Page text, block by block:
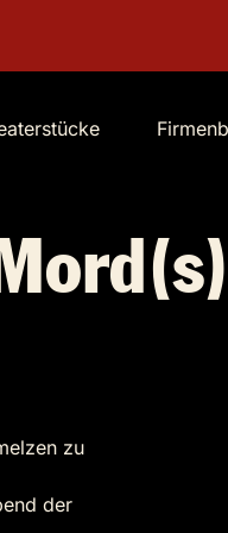
zu
der